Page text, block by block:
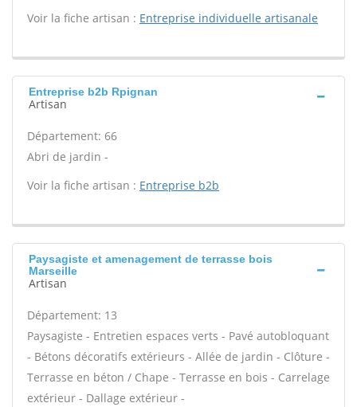
Voir la fiche artisan : Entreprise individuelle artisanale
Entreprise b2b Rpignan
Artisan
Département: 66
Abri de jardin -
Voir la fiche artisan : Entreprise b2b
Paysagiste et amenagement de terrasse bois
Marseille
Artisan
Département: 13
Paysagiste - Entretien espaces verts - Pavé autobloquant
- Bétons décoratifs extérieurs - Allée de jardin - Clôture -
Terrasse en béton / Chape - Terrasse en bois - Carrelage
extérieur - Dallage extérieur -